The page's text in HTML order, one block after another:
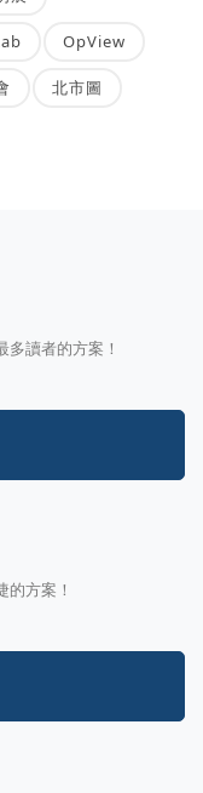
OpView
北市圖
讀者的方案！
方案！